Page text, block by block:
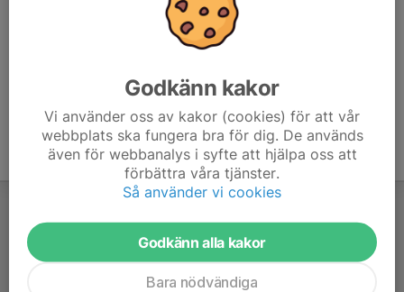
Godkänn kakor
Vi använder oss av kakor (cookies) för att vår
webbplats ska fungera bra för dig. De används
även för webbanalys i syfte att hjälpa oss att
förbättra våra tjänster.
Så använder vi cookies
Godkänn alla kakor
Bara nödvändiga